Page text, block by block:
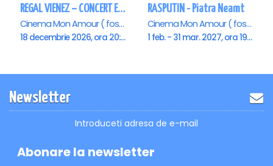
REGAL VIENEZ – CONCERT EXTRAORDINAR DE CRACIUN - Piatra Neamt
Cinema Mon Amour ( fost Dacia ), Piatra-Neamt
18 decembrie 2026, ora 20:00
RASPUTIN - Piatra Neamt
Cinema Mon Amour ( fost Dacia ), Piatra-Neamt
1 feb. - 31 mar. 2027, ora 19:00
Newsletter
Introduceti adresa de e-mail
Abonare la newsletter